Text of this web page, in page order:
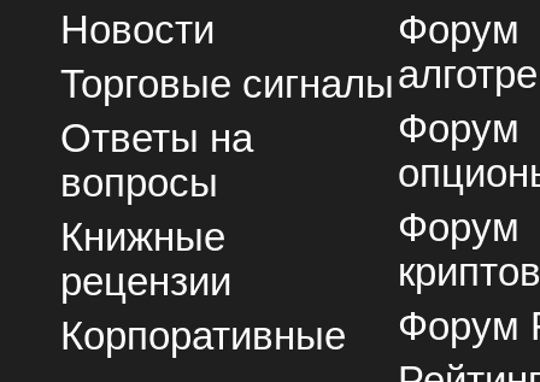
Новости
Торговые сигналы
Ответы на
вопросы
Книжные
рецензии
Корпоративные
Форум
Форум
Форум
Форум